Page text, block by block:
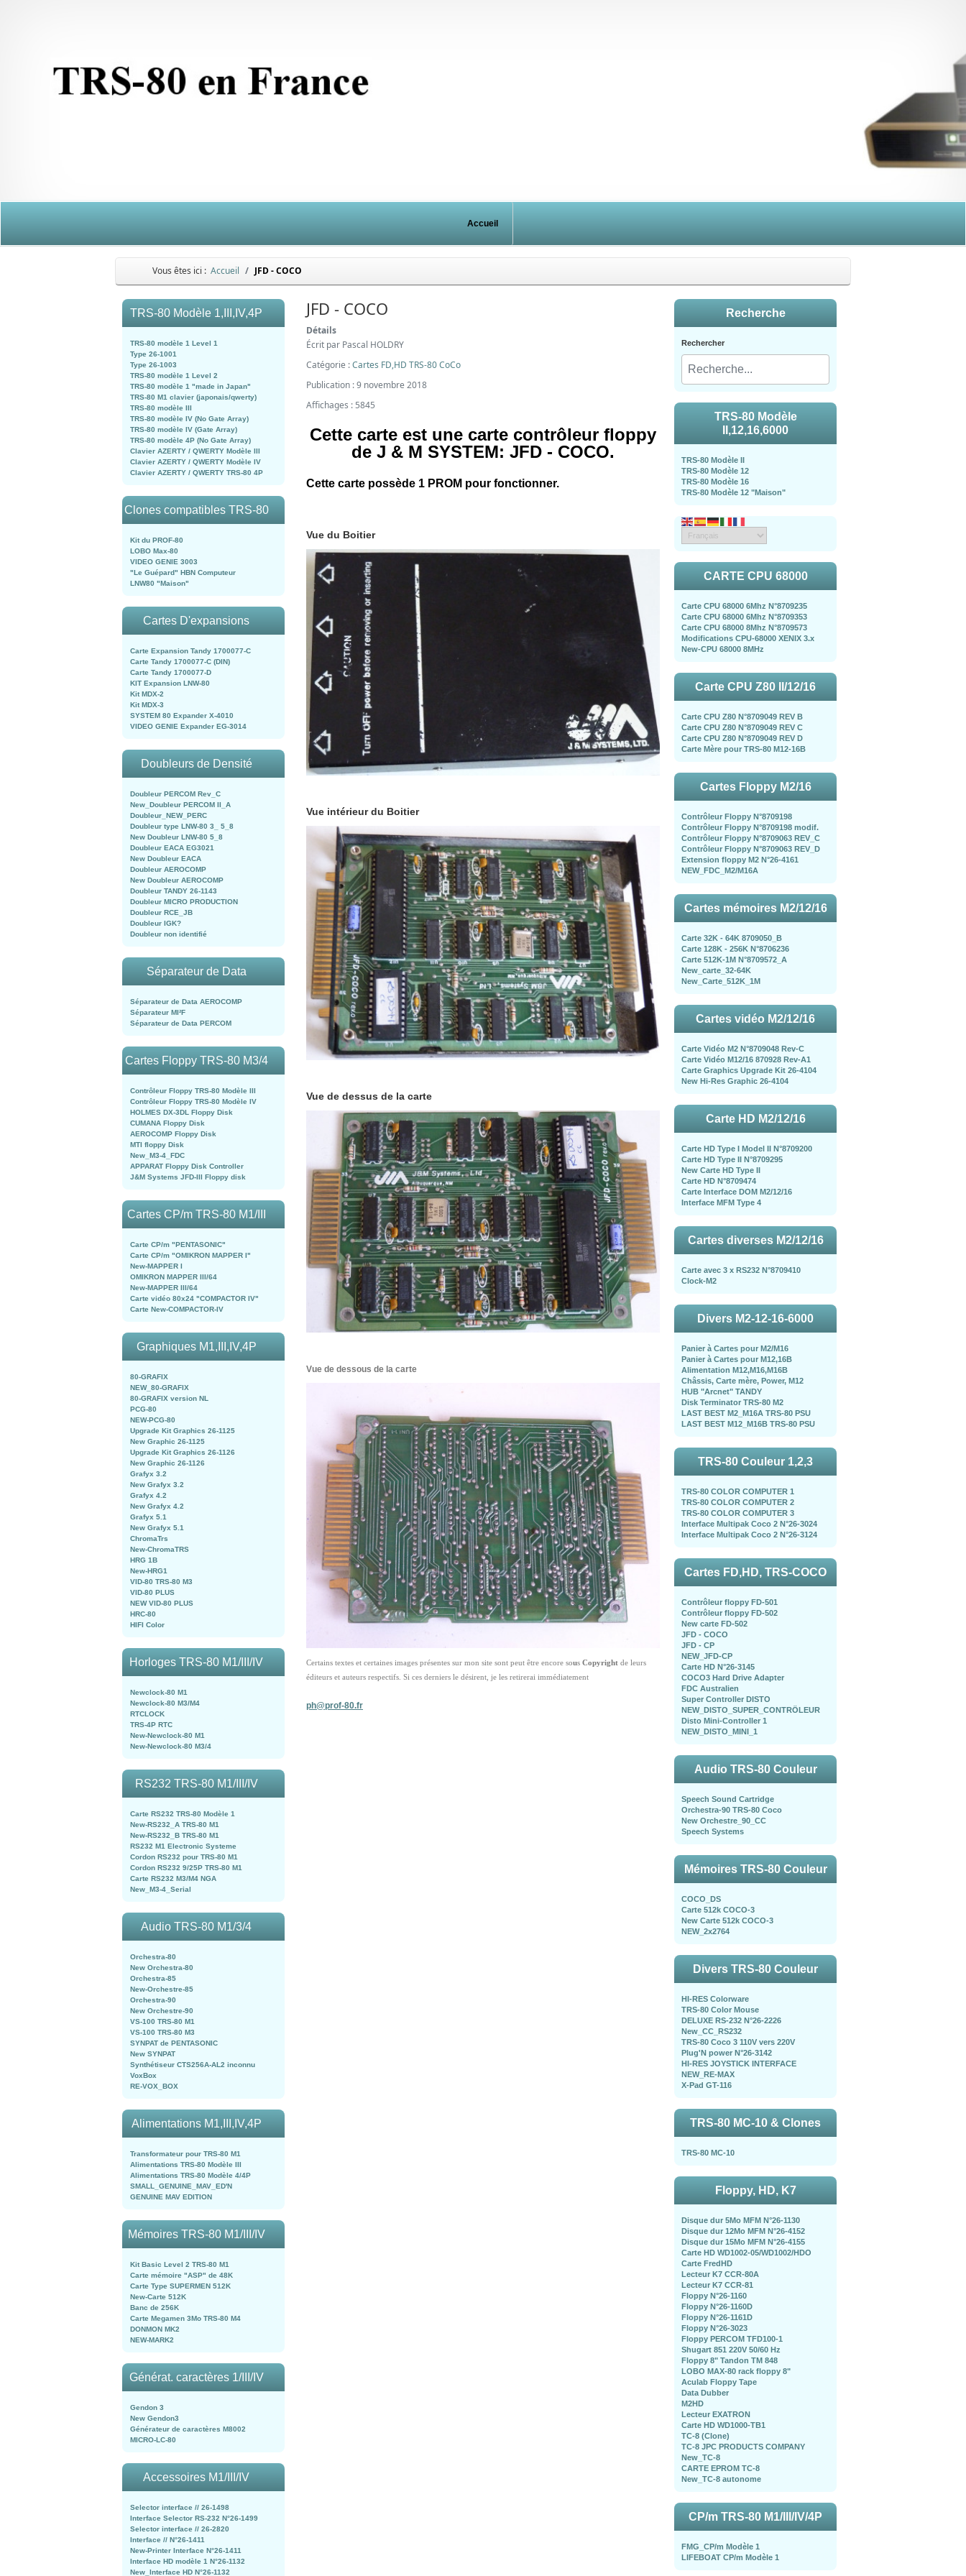
Accueil
Vous êtes ici : Accueil JFD - COCO
TRS-80 Modèle 1,III,IV,4P
TRS-80 modèle 1 Level 1
Type 26-1001
Type 26-1003
TRS-80 modèle 1 Level 2
TRS-80 modèle 1 "made in Japan"
TRS-80 M1 clavier (japonais/qwerty)
TRS-80 modèle III
TRS-80 modèle IV (No Gate Array)
TRS-80 modèle IV (Gate Array)
TRS-80 modèle 4P (No Gate Array)
Clavier AZERTY / QWERTY Modèle III
Clavier AZERTY / QWERTY Modèle IV
Clavier AZERTY / QWERTY TRS-80 4P
Clones compatibles TRS-80
Kit du PROF-80
LOBO Max-80
VIDEO GENIE 3003
"Le Guépard" HBN Computeur
LNW80 "Maison"
Cartes D'expansions
Carte Expansion Tandy 1700077-C
Carte Tandy 1700077-C (DIN)
Carte Tandy 1700077-D
KIT Expansion LNW-80
Kit MDX-2
Kit MDX-3
SYSTEM 80 Expander X-4010
VIDEO GENIE Expander EG-3014
Doubleurs de Densité
Doubleur PERCOM Rev_C
New_Doubleur PERCOM II_A
Doubleur_NEW_PERC
Doubleur type LNW-80 3_ 5_8
New Doubleur LNW-80 5_8
Doubleur EACA EG3021
New Doubleur EACA
Doubleur AEROCOMP
New Doubleur AEROCOMP
Doubleur TANDY 26-1143
Doubleur MICRO PRODUCTION
Doubleur RCE_JB
Doubleur IGK?
Doubleur non identifié
Séparateur de Data
Séparateur de Data AEROCOMP
Séparateur MI²F
Séparateur de Data PERCOM
Cartes Floppy TRS-80 M3/4
Contrôleur Floppy TRS-80 Modèle III
Contrôleur Floppy TRS-80 Modèle IV
HOLMES DX-3DL Floppy Disk
CUMANA Floppy Disk
AEROCOMP Floppy Disk
MTI floppy Disk
New_M3-4_FDC
APPARAT Floppy Disk Controller
J&M Systems JFD-III Floppy disk
Cartes CP/m TRS-80 M1/III
Carte CP/m "PENTASONIC"
Carte CP/m "OMIKRON MAPPER I"
New-MAPPER I
OMIKRON MAPPER III/64
New-MAPPER III/64
Carte vidéo 80x24 "COMPACTOR IV"
Carte New-COMPACTOR-IV
Graphiques M1,III,IV,4P
80-GRAFIX
NEW_80-GRAFIX
80-GRAFIX version NL
PCG-80
NEW-PCG-80
Upgrade Kit Graphics 26-1125
New Graphic 26-1125
Upgrade Kit Graphics 26-1126
New Graphic 26-1126
Grafyx 3.2
New Grafyx 3.2
Grafyx 4.2
New Grafyx 4.2
Grafyx 5.1
New Grafyx 5.1
ChromaTrs
New-ChromaTRS
HRG 1B
New-HRG1
VID-80 TRS-80 M3
VID-80 PLUS
NEW VID-80 PLUS
HRC-80
HIFI Color
Horloges TRS-80 M1/III/IV
Newclock-80 M1
Newclock-80 M3/M4
RTCLOCK
TRS-4P RTC
New-Newclock-80 M1
New-Newclock-80 M3/4
RS232 TRS-80 M1/III/IV
Carte RS232 TRS-80 Modèle 1
New-RS232_A TRS-80 M1
New-RS232_B TRS-80 M1
RS232 M1 Electronic Systeme
Cordon RS232 pour TRS-80 M1
Cordon RS232 9/25P TRS-80 M1
Carte RS232 M3/M4 NGA
New_M3-4_Serial
Audio TRS-80 M1/3/4
Orchestra-80
New Orchestra-80
Orchestra-85
New-Orchestre-85
Orchestra-90
New Orchestre-90
VS-100 TRS-80 M1
VS-100 TRS-80 M3
SYNPAT de PENTASONIC
New SYNPAT
Synthétiseur CTS256A-AL2 inconnu
VoxBox
RE-VOX_BOX
Alimentations M1,III,IV,4P
Transformateur pour TRS-80 M1
Alimentations TRS-80 Modèle III
Alimentations TRS-80 Modèle 4/4P
SMALL_GENUINE_MAV_ED'N
GENUINE MAV EDITION
Mémoires TRS-80 M1/III/IV
Kit Basic Level 2 TRS-80 M1
Carte mémoire "ASP" de 48K
Carte Type SUPERMEN 512K
New-Carte 512K
Banc de 256K
Carte Megamen 3Mo TRS-80 M4
DONMON MK2
NEW-MARK2
Générat. caractères 1/III/IV
Gendon 3
New Gendon3
Générateur de caractères M8002
MICRO-LC-80
Accessoires M1/III/IV
Selector interface // 26-1498
Interface Selector RS-232 N°26-1499
Selector interface // 26-2820
Interface // N°26-1411
New-Printer Interface N°26-1411
Interface HD modèle 1 N°26-1132
New_Interface HD N°26-1132
JFD - COCO
Détails
Écrit par Pascal HOLDRY
Catégorie :Cartes FD,HD TRS-80 CoCo
Publication : 9 novembre 2018
Affichages : 5845
Cette carte est une carte contrôleur floppy
de J & M SYSTEM: JFD - COCO.
Cette carte possède 1 PROM pour fonctionner.
Vue du Boitier
Vue intérieur du Boitier
Vue de dessus de la carte
Vue de dessous de la carte
Certains textes et certaines images présentes sur mon site sont peut être encore sous Copyright de leurs
éditeurs et auteurs respectifs. Si ces derniers le désirent, je les retirerai immédiatement
ph@prof-80.fr
Recherche
Rechercher
TRS-80 Modèle
II,12,16,6000
TRS-80 Modèle II
TRS-80 Modèle 12
TRS-80 Modèle 16
TRS-80 Modèle 12 "Maison"
CARTE CPU 68000
Carte CPU 68000 6Mhz N°8709235
Carte CPU 68000 6Mhz N°8709353
Carte CPU 68000 8Mhz N°8709573
Modifications CPU-68000 XENIX 3.x
New-CPU 68000 8MHz
Carte CPU Z80 II/12/16
Carte CPU Z80 N°8709049 REV B
Carte CPU Z80 N°8709049 REV C
Carte CPU Z80 N°8709049 REV D
Carte Mère pour TRS-80 M12-16B
Cartes Floppy M2/16
Contrôleur Floppy N°8709198
Contrôleur Floppy N°8709198 modif.
Contrôleur Floppy N°8709063 REV_C
Contrôleur Floppy N°8709063 REV_D
Extension floppy M2 N°26-4161
NEW_FDC_M2/M16A
Cartes mémoires M2/12/16
Carte 32K - 64K 8709050_B
Carte 128K - 256K N°8706236
Carte 512K-1M N°8709572_A
New_carte_32-64K
New_Carte_512K_1M
Cartes vidéo M2/12/16
Carte Vidéo M2 N°8709048 Rev-C
Carte Vidéo M12/16 870928 Rev-A1
Carte Graphics Upgrade Kit 26-4104
New Hi-Res Graphic 26-4104
Carte HD M2/12/16
Carte HD Type I Model II N°8709200
Carte HD Type II N°8709295
New Carte HD Type II
Carte HD N°8709474
Carte Interface DOM M2/12/16
Interface MFM Type 4
Cartes diverses M2/12/16
Carte avec 3 x RS232 N°8709410
Clock-M2
Divers M2-12-16-6000
Panier à Cartes pour M2/M16
Panier à Cartes pour M12,16B
Alimentation M12,M16,M16B
Châssis, Carte mère, Power, M12
HUB "Arcnet" TANDY
Disk Terminator TRS-80 M2
LAST BEST M2_M16A TRS-80 PSU
LAST BEST M12_M16B TRS-80 PSU
TRS-80 Couleur 1,2,3
TRS-80 COLOR COMPUTER 1
TRS-80 COLOR COMPUTER 2
TRS-80 COLOR COMPUTER 3
Interface Multipak Coco 2 N°26-3024
Interface Multipak Coco 2 N°26-3124
Cartes FD,HD, TRS-COCO
Contrôleur floppy FD-501
Contrôleur floppy FD-502
New carte FD-502
JFD - COCO
JFD - CP
NEW_JFD-CP
Carte HD N°26-3145
COCO3 Hard Drive Adapter
FDC Australien
Super Controller DISTO
NEW_DISTO_SUPER_CONTRÖLEUR
Disto Mini-Controller 1
NEW_DISTO_MINI_1
Audio TRS-80 Couleur
Speech Sound Cartridge
Orchestra-90 TRS-80 Coco
New Orchestre_90_CC
Speech Systems
Mémoires TRS-80 Couleur
COCO_DS
Carte 512k COCO-3
New Carte 512k COCO-3
NEW_2x2764
Divers TRS-80 Couleur
HI-RES Colorware
TRS-80 Color Mouse
DELUXE RS-232 N°26-2226
New_CC_RS232
TRS-80 Coco 3 110V vers 220V
Plug'N power N°26-3142
HI-RES JOYSTICK INTERFACE
NEW_RE-MAX
X-Pad GT-116
TRS-80 MC-10 & Clones
TRS-80 MC-10
Floppy, HD, K7
Disque dur 5Mo MFM N°26-1130
Disque dur 12Mo MFM N°26-4152
Disque dur 15Mo MFM N°26-4155
Carte HD WD1002-05/WD1002/HDO
Carte FredHD
Lecteur K7 CCR-80A
Lecteur K7 CCR-81
Floppy N°26-1160
Floppy N°26-1160D
Floppy N°26-1161D
Floppy N°26-3023
Floppy PERCOM TFD100-1
Shugart 851 220V 50/60 Hz
Floppy 8" Tandon TM 848
LOBO MAX-80 rack floppy 8"
Aculab Floppy Tape
Data Dubber
M2HD
Lecteur EXATRON
Carte HD WD1000-TB1
TC-8 (Clone)
TC-8 JPC PRODUCTS COMPANY
New_TC-8
CARTE EPROM TC-8
New_TC-8 autonome
CP/m TRS-80 M1/III/IV/4P
FMG_CP/m Modèle 1
LIFEBOAT CP/m Modèle 1